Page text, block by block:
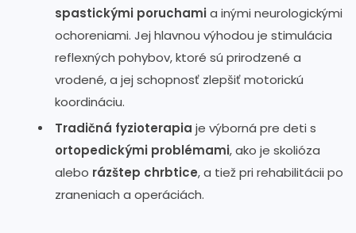
spastickými poruchamia inými neurologickými
ochoreniami. Jej hlavnou výhodou je stimulácia
reflexných pohybov, ktoré sú prirodzené a
vrodené, a jej schopnosť zlepšiť motorickú
koordináciu.
Tradičná fyzioterapia je výborná pre deti s
ortopedickými problémami, ako je skolióza
alebo rázštep chrbtice, a tiež pri rehabilitácii po
zraneniach a operáciách.